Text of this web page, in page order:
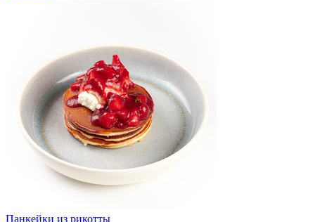
Панкейки из рикотты